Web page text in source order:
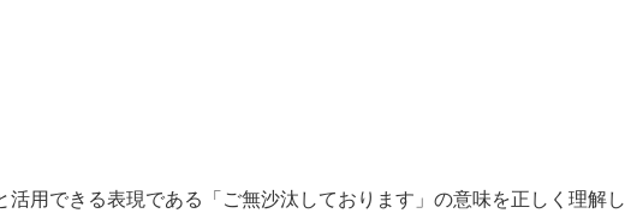
活用できる表現である「ご無沙汰しております」の意味を正しく理解